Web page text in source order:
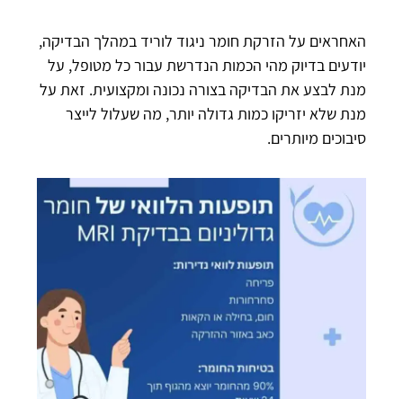
האחראים על הזרקת חומר ניגוד לוריד במהלך הבדיקה,
יודעים בדיוק מהי הכמות הנדרשת עבור כל מטופל, על
מנת לבצע את הבדיקה בצורה נכונה ומקצועית. זאת על
מנת שלא יזריקו כמות גדולה יותר, מה שעלול לייצר
סיבוכים מיותרים.